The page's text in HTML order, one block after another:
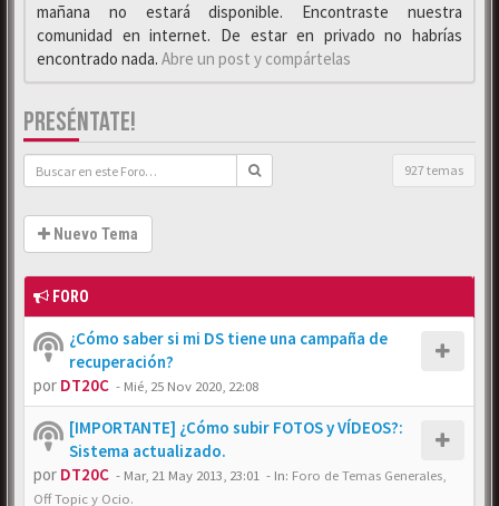
mañana no estará disponible. Encontraste nuestra
comunidad en internet. De estar en privado no habrías
encontrado nada. Abre un post y compártelas
PRESÉNTATE!
927 temas
Nuevo Tema
FORO
¿Cómo saber si mi DS tiene una campaña de
recuperación?
por DT20C - Mié, 25 Nov 2020, 22:08
[IMPORTANTE] ¿Cómo subir FOTOS y VÍDEOS?:
Sistema actualizado.
por DT20C - Mar, 21 May 2013, 23:01 - In: Foro de Temas Generales,
Off Topic y Ocio.